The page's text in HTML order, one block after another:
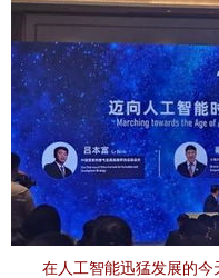
在人工智能迅猛发展的